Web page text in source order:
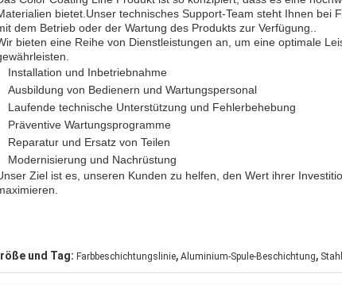
bietet.Unser technisches Support-Team steht Ihnen bei
dem Betrieb oder der Wartung des Produkts zur Verfügung..
bieten eine Reihe von Dienstleistungen an, um eine optimale
Installation und Inbetriebnahme
Ausbildung von Bedienern und Wartungspersonal
Laufende technische Unterstützung und Fehlerbehebung
Präventive Wartungsprogramme
Reparatur und Ersatz von Teilen
Modernisierung und Nachrüstung
Ziel ist es, unseren Kunden zu helfen, den Wert ihrer
und Tag: Farbbeschichtungslinie, Aluminium-Spule-Beschichtung,